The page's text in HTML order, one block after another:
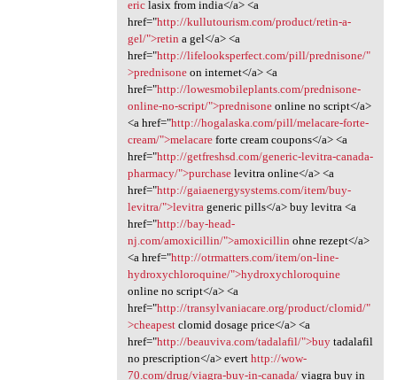
ericlasix from india</a> <a
href="http://kullutourism.com/product/retin-a-
gel/">retin a gel</a> <a
href="http://lifelooksperfect.com/pill/prednisone/"
>prednisoneon internet</a> <a
href="http://lowesmobileplants.com/prednisone-
online-no-script/">prednisoneonline no script</a>
<a href="http://hogalaska.com/pill/melacare-forte-
cream/">melacareforte cream coupons</a> <a
href="http://getfreshsd.com/generic-levitra-canada-
pharmacy/">purchaselevitra online</a> <a
href="http://gaiaenergysystems.com/item/buy-
levitra/">levitrageneric pills</a> buy levitra <a
href="http://bay-head-
nj.com/amoxicillin/">amoxicillin ohne rezept</a>
<a href="http://otrmatters.com/item/on-line-
hydroxychloroquine/">hydroxychloroquine
online no script</a> <a
href="http://transylvaniacare.org/product/clomid/"
>cheapestclomid dosage price</a> <a
href="http://beauviva.com/tadalafil/">buytadalafil
no prescription</a> evert http://wow-
70.com/drug/viagra-buy-in-canada/viagra buy in